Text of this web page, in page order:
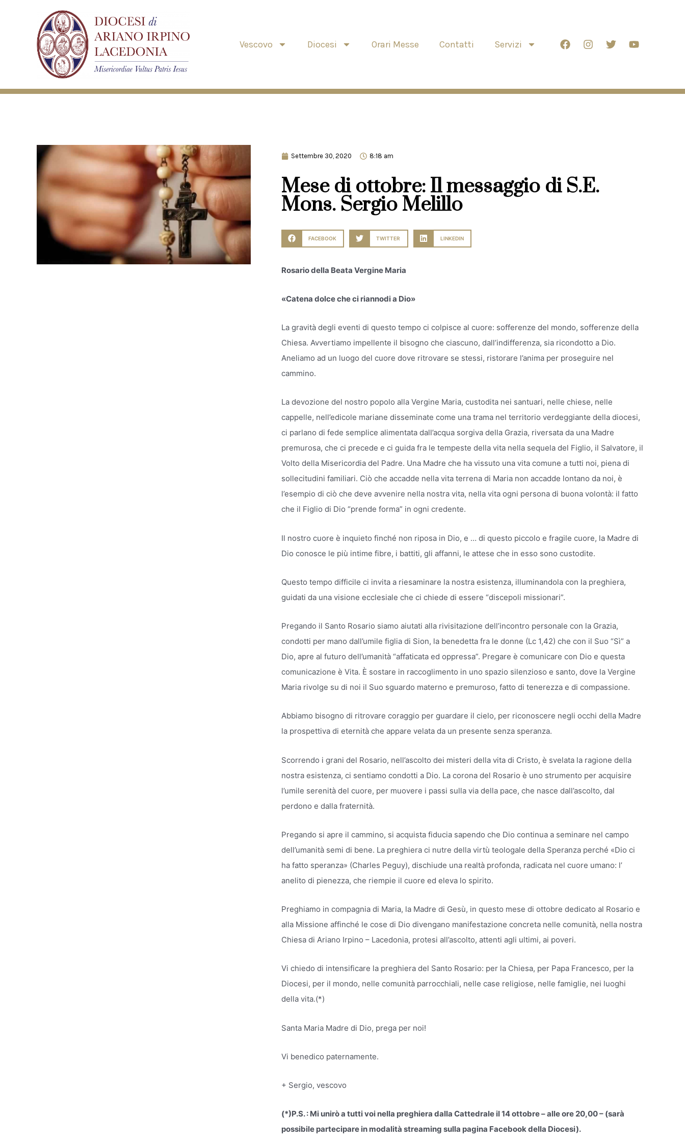
Vescovo Diocesi Orari Messe Contatti Servizi
Settembre 30, 2020 8:18 am
Mese di ottobre: Il messaggio di S.E.
Mons. Sergio Melillo
FACEBOOK TWITTER LINKEDIN
Rosario della Beata Vergine Maria
«Catena dolce che ci riannodi a Dio»
La gravità degli eventi di questo tempo ci colpisce al cuore: sofferenze del mondo, sofferenze della
Chiesa. Avvertiamo impellente il bisogno che ciascuno, dall’indifferenza, sia ricondotto a Dio.
Aneliamo ad un luogo del cuore dove ritrovare se stessi, ristorare l’anima per proseguire nel
cammino.
La devozione del nostro popolo alla Vergine Maria, custodita nei santuari, nelle chiese, nelle
cappelle, nell’edicole mariane disseminate come una trama nel territorio verdeggiante della diocesi,
ci parlano di fede semplice alimentata dall’acqua sorgiva della Grazia, riversata da una Madre
premurosa, che ci precede e ci guida fra le tempeste della vita nella sequela del Figlio, il Salvatore, il
Volto della Misericordia del Padre. Una Madre che ha vissuto una vita comune a tutti noi, piena di
sollecitudini familiari. Ciò che accadde nella vita terrena di Maria non accadde lontano da noi, è
l’esempio di ciò che deve avvenire nella nostra vita, nella vita ogni persona di buona volontà: il fatto
che il Figlio di Dio “prende forma” in ogni credente.
Il nostro cuore è inquieto finché non riposa in Dio, e … di questo piccolo e fragile cuore, la Madre di
Dio conosce le più intime fibre, i battiti, gli affanni, le attese che in esso sono custodite.
Questo tempo difficile ci invita a riesaminare la nostra esistenza, illuminandola con la preghiera,
guidati da una visione ecclesiale che ci chiede di essere “discepoli missionari”.
Pregando il Santo Rosario siamo aiutati alla rivisitazione dell’incontro personale con la Grazia,
condotti per mano dall’umile figlia di Sion, la benedetta fra le donne (Lc 1,42) che con il Suo “Sì” a
Dio, apre al futuro dell’umanità “affaticata ed oppressa”. Pregare è comunicare con Dio e questa
comunicazione è Vita. È sostare in raccoglimento in uno spazio silenzioso e santo, dove la Vergine
Maria rivolge su di noi il Suo sguardo materno e premuroso, fatto di tenerezza e di compassione.
Abbiamo bisogno di ritrovare coraggio per guardare il cielo, per riconoscere negli occhi della Madre
la prospettiva di eternità che appare velata da un presente senza speranza.
Scorrendo i grani del Rosario, nell’ascolto dei misteri della vita di Cristo, è svelata la ragione della
nostra esistenza, ci sentiamo condotti a Dio. La corona del Rosario è uno strumento per acquisire
l’umile serenità del cuore, per muovere i passi sulla via della pace, che nasce dall’ascolto, dal
perdono e dalla fraternità.
Pregando si apre il cammino, si acquista fiducia sapendo che Dio continua a seminare nel campo
dell’umanità semi di bene. La preghiera ci nutre della virtù teologale della Speranza perché «Dio ci
ha fatto speranza» (Charles Peguy), dischiude una realtà profonda, radicata nel cuore umano: l’
anelito di pienezza, che riempie il cuore ed eleva lo spirito.
Preghiamo in compagnia di Maria, la Madre di Gesù, in questo mese di ottobre dedicato al Rosario e
alla Missione affinché le cose di Dio divengano manifestazione concreta nelle comunità, nella nostra
Chiesa di Ariano Irpino – Lacedonia, protesi all’ascolto, attenti agli ultimi, ai poveri.
Vi chiedo di intensificare la preghiera del Santo Rosario: per la Chiesa, per Papa Francesco, per la
Diocesi, per il mondo, nelle comunità parrocchiali, nelle case religiose, nelle famiglie, nei luoghi
della vita.(*)
Santa Maria Madre di Dio, prega per noi!
Vi benedico paternamente.
+ Sergio, vescovo
(*)P.S. : Mi unirò a tutti voi nella preghiera dalla Cattedrale il 14 ottobre – alle ore 20,00 – (sarà
possibile partecipare in modalità streaming sulla pagina Facebook della Diocesi).